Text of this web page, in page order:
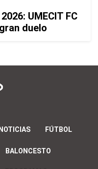
UMECIT FC
duelo
FÚTBOL
BALONCESTO